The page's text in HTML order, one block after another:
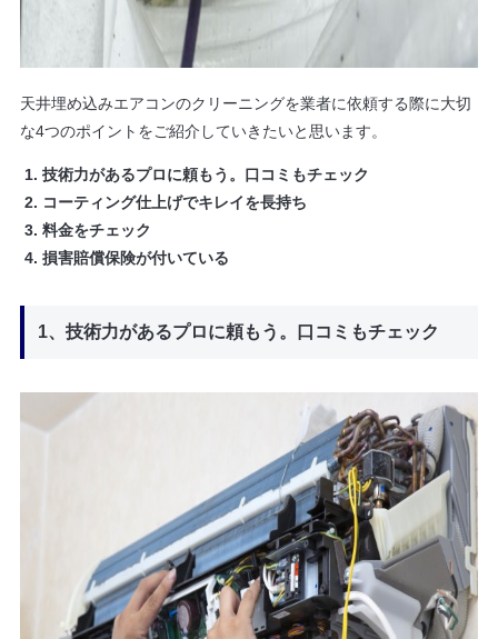
天井埋め込みエアコンのクリーニングを業者に依頼する際に大切
な4つのポイントをご紹介していきたいと思います。
技術力があるプロに頼もう。口コミもチェック
コーティング仕上げでキレイを長持ち
料金をチェック
損害賠償保険が付いている
1、技術力があるプロに頼もう。口コミもチェック